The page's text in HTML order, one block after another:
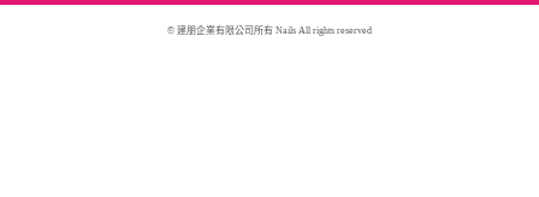
© 建朋企業有限公司所有 Nails All rights reserved